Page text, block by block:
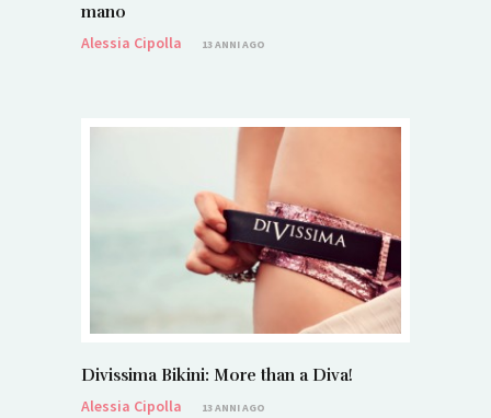
mano
Alessia Cipolla
13 ANNI AGO
Divissima Bikini: More than a Diva!
Alessia Cipolla
13 ANNI AGO